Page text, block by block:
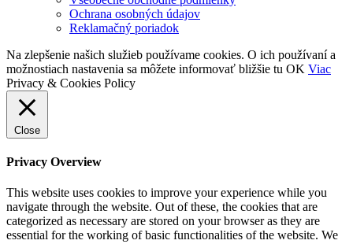
Ochrana osobných údajov
Reklamačný poriadok
Na zlepšenie našich služieb používame cookies. O ich používaní a
možnostiach nastavenia sa môžete informovať bližšie tu OK Viac
Privacy & Cookies Policy
Close
Privacy Overview
This website uses cookies to improve your experience while you
navigate through the website. Out of these, the cookies that are
categorized as necessary are stored on your browser as they are
essential for the working of basic functionalities of the website. We